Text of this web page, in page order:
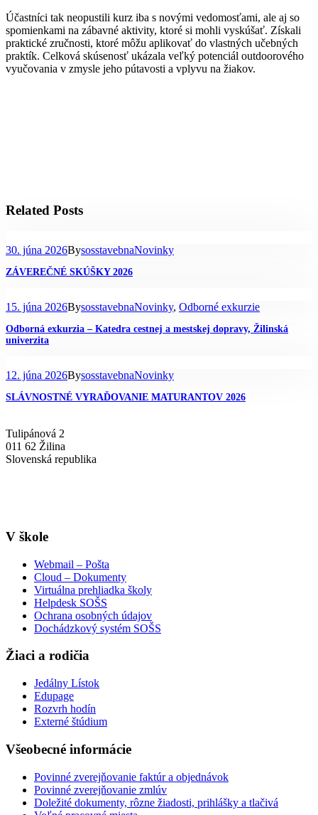
Účastníci tak neopustili kurz iba s novými vedomosťami, ale aj so
spomienkami na zábavné aktivity, ktoré si mohli vyskúšať. Získali
praktické zručnosti, ktoré môžu aplikovať do vlastných učebných
praktík. Celková skúsenosť ukázala veľký potenciál outdoorového
vyučovania v zmysle jeho pútavosti a vplyvu na žiakov.
Related Posts
30. júna 2026BysosstavebnaNovinky
ZÁVEREČNÉ SKÚŠKY 2026
15. júna 2026BysosstavebnaNovinky, Odborné exkurzie
Odborná exkurzia – Katedra cestnej a mestskej dopravy, Žilinská
univerzita
12. júna 2026BysosstavebnaNovinky
SLÁVNOSTNÉ VYRAĎOVANIE MATURANTOV 2026
Tulipánová 2
011 62 Žilina
Slovenská republika
V škole
Webmail – Pošta
Cloud – Dokumenty
Virtuálna prehliadka školy
Helpdesk SOŠS
Ochrana osobných údajov
Dochádzkový systém SOŠS
Žiaci a rodičia
Jedálny Lístok
Edupage
Rozvrh hodín
Externé štúdium
Všeobecné informácie
Povinné zverejňovanie faktúr a objednávok
Povinné zverejňovanie zmlúv
Doležité dokumenty, rôzne žiadosti, prihlášky a tlačivá